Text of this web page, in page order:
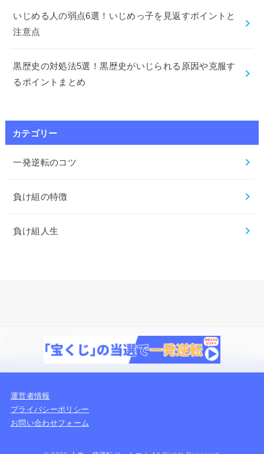
いじめる人の弱点6選！いじめっ子を見返すポイントと
注意点
黒歴史の対処法5選！黒歴史がいじられる原因や克服す
るポイントまとめ
カテゴリー
一発逆転のコツ
負け組の特徴
負け組人生
どこに行っても馬鹿にされる人に多い5つの特徴！原因・改善策・対処法まとめ
運営者情報
プライバシーポリシー
お問い合わせフォーム